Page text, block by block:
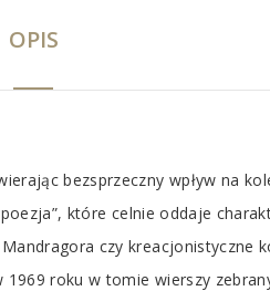
OPIS
bezsprzeczny wpływ na
które celnie oddaje
czy kreacjonistyczne
roku w tomie wierszy